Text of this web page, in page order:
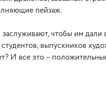
пейзаж.
чтобы им дали
выпускников
И все это –